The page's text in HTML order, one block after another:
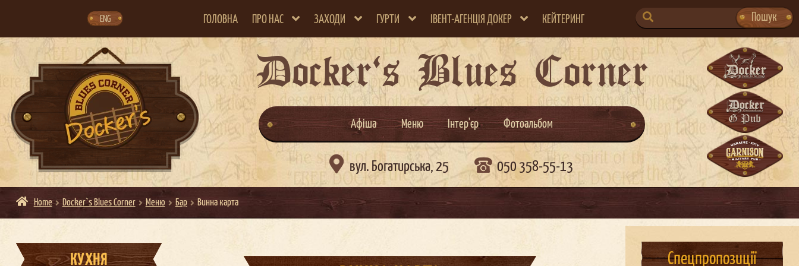
ENG ГОЛОВНА ПРО НАС ЗАХОДИ ГУРТИ ІВЕНТ-АГЕНЦІЯ ДОКЕР КЕЙТЕРИНГ
SEARCH
FOR:
Пошук
Docker`s Blues Corner
Афіша Меню Інтер'єр Фотоальбом
 вул. Богатирська, 25 050 358-55-13
Home Docker`s Blues Corner Меню Бар Винна карта
КУХНЯ Спецпропозиції